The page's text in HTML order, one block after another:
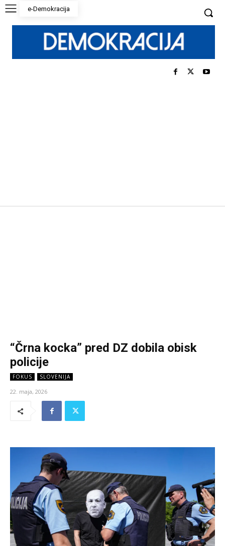
e-Demokracija
“Črna kocka” pred DZ dobila obisk
policije
FOKUS SLOVENIJA
22. maja, 2026